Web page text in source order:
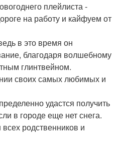
плейлиста -
на работу и кайфуем от
в это время он
благодаря волшебному
глинтвейном.
своих самых любимых и
удастся получить
в городе еще нет снега.
родственников и